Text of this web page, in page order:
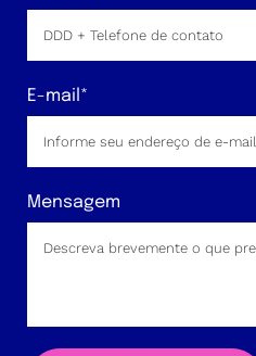
E-mail*
Mensagem